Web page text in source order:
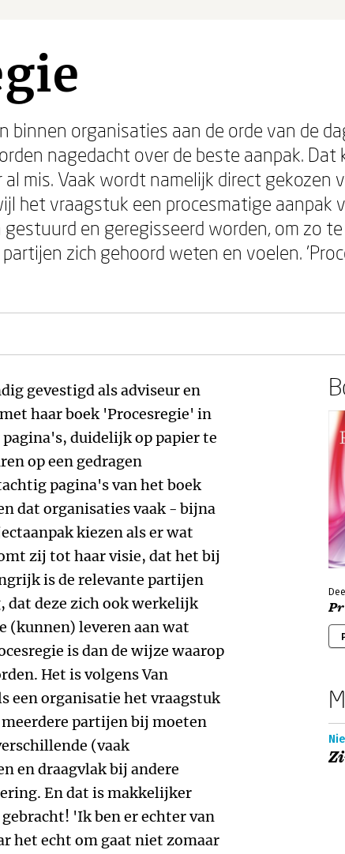
binnen organisaties aan de orde van de
nagedacht over de beste aanpak. Dat
mis. Vaak wordt namelijk direct gekozen
het vraagstuk een procesmatige aanpak
en geregisseerd worden, om zo
zich gehoord weten en voelen.
gevestigd als adviseur en
haar boek 'Procesregie' in
duidelijk op papier te
op een gedragen
pagina's van het boek
dat organisaties vaak - bijna
kiezen als er wat
zij tot haar visie, dat het bij
is de relevante partijen
dat deze zich ook werkelijk
(kunnen) leveren aan wat
is dan de wijze waarop
Het is volgens Van
een organisatie het vraagstuk
partijen bij moeten
(vaak
en draagvlak bij andere
En dat is makkelijker
'Ik ben er echter van
het echt om gaat niet zomaar